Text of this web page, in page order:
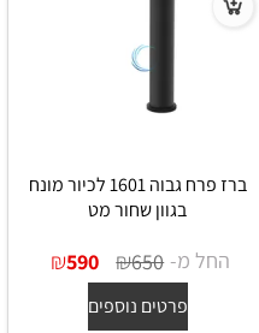
ברז פרח גבוה 1601 לכיור מונח
בגוון שחור מט
החל מ- ₪650
₪590
פרטים נוספים